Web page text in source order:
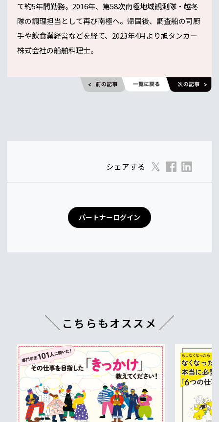
て約5年間勤務。2016年、第58次南極地域観測隊・越冬
隊の調理担当として再び南極へ。帰国後、調査船の司厨
手や飲食業経営などを経て、2023年4月より旭タンカー
株式会社の船舶料理士。
シェアする
パートナーログイン
こちらもオススメ